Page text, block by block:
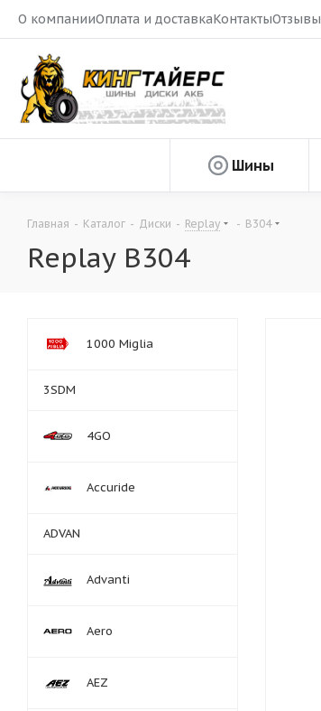
О компанииОплата и доставкаКонтактыОтзывы
Шины
Главная - Каталог - Диски - Replay - B304
Replay B304
1000 Miglia
3SDM
4GO
Accuride
ADVAN
Advanti
Aero
AEZ